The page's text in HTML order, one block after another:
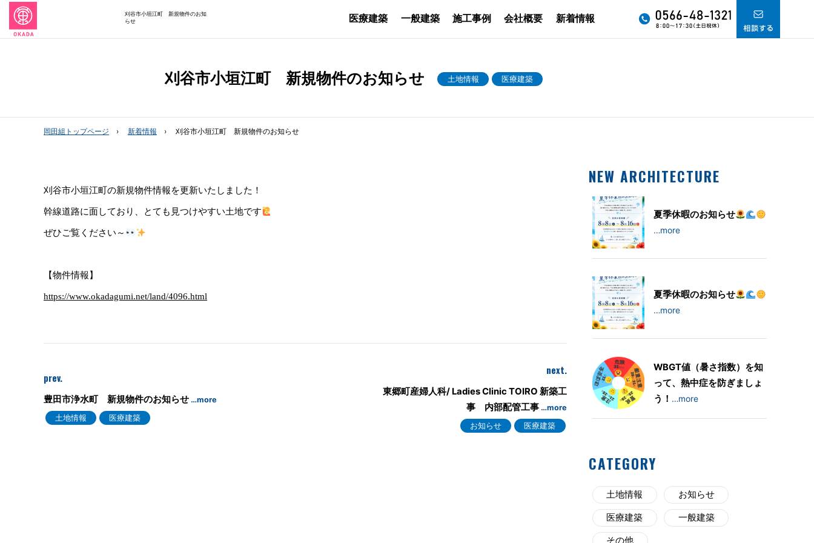
刈谷市小垣江町 新規物件のお知
らせ
医療建築 一般建築 施工事例 会社概要 新着情報
刈谷市小垣江町 新規物件のお知らせ 土地情報 医療建築
岡田組トップページ 新着情報 刈谷市小垣江町 新規物件のお知らせ
刈谷市小垣江町の新規物件情報を更新いたしました！
幹線道路に面しており、とても見つけやすい土地です
ぜひご覧ください～
【物件情報】
https://www.okadagumi.net/land/4096.html
prev.
豊田市浄水町 新規物件のお知らせ …more
土地情報
医療建築
next.
東郷町産婦人科/ Ladies Clinic TOIRO 新築工
事 内部配管工事 …more
お知らせ
医療建築
NEW ARCHITECTURE
夏季休暇のお知らせ
…more
夏季休暇のお知らせ
…more
WBGT値（暑さ指数）を知
って、熱中症を防ぎましょ
う！ …more
CATEGORY
土地情報 お知らせ
医療建築 一般建築